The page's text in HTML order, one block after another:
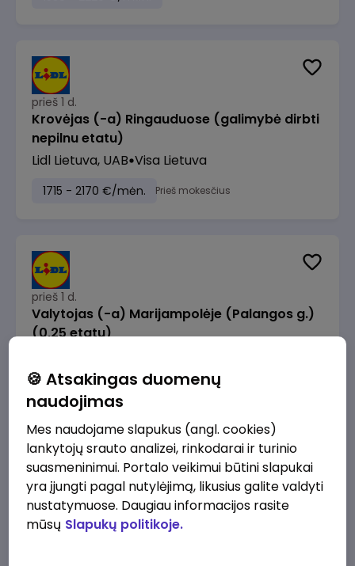
prieš 1 d.
Krovėjas (-a) Ringauduose (galimybė dirbti
nepilnu etatu)
Lidl Lietuva, UAB Visa Lietuva
1715 - 2170 €/mėn. Prieš mokesčius
prieš 1 d.
Valytojas (-a) Marijampolėje (Palangos g.)
(0,25 etatu)
289 - 337 €/mėn. Prieš mokesčius
prieš 1 d.
Talent Development Project Manager (fixed
term - 1.5 years)
🍪 Atsakingas duomenų
naudojimas
Mes naudojame slapukus (angl. cookies)
lankytojų srauto analizei, rinkodarai ir turinio
suasmeninimui. Portalo veikimui būtini slapukai
yra įjungti pagal nutylėjimą, likusius galite valdyti
nustatymuose. Daugiau informacijos rasite
mūsų Slapukų politikoje.